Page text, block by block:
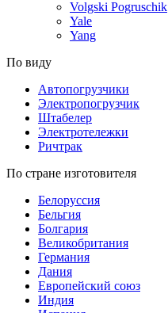
Volgski Pogruschik
Yale
Yang
По виду
Автопогрузчики
Электропогрузчик
Штабелер
Электротележки
Ричтрак
По стране изготовителя
Белоруссия
Бельгия
Болгария
Великобритания
Германия
Дания
Европейский союз
Индия